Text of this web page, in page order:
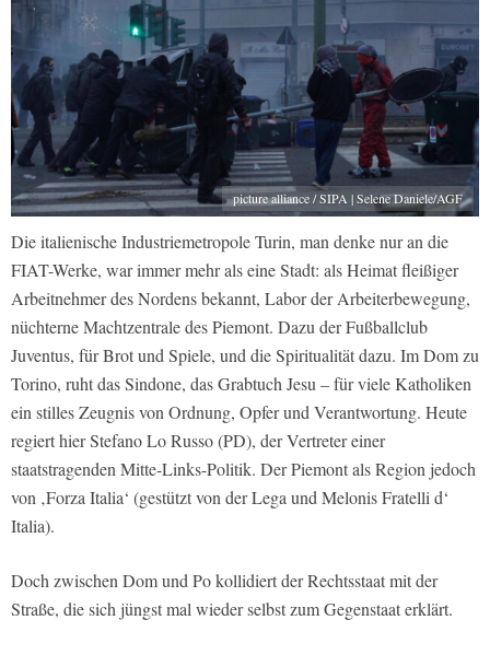
picture alliance / SIPA | Selene Daniele/AGF
Die italienische Industriemetropole Turin, man denke nur an die
FIAT-Werke, war immer mehr als eine Stadt: als Heimat fleißiger
Arbeitnehmer des Nordens bekannt, Labor der Arbeiterbewegung,
nüchterne Machtzentrale des Piemont. Dazu der Fußballclub
Juventus, für Brot und Spiele, und die Spiritualität dazu. Im Dom zu
Torino, ruht das Sindone, das Grabtuch Jesu – für viele Katholiken
ein stilles Zeugnis von Ordnung, Opfer und Verantwortung. Heute
regiert hier Stefano Lo Russo (PD), der Vertreter einer
staatstragenden Mitte-Links-Politik. Der Piemont als Region jedoch
von ‚Forza Italia‘ (gestützt von der Lega und Melonis Fratelli d‘
Italia).
Doch zwischen Dom und Po kollidiert der Rechtsstaat mit der
Straße, die sich jüngst mal wieder selbst zum Gegenstaat erklärt.